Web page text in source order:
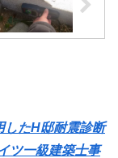
たH邸耐震診断
ツ一級建築士事